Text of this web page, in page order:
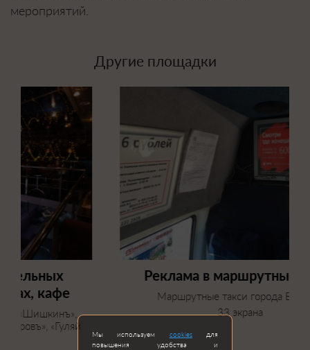
мероприятий.
Другие площадки
Реклама в маршрутных такси
Маршрутные такси города Елабуга
33 экрана
Мы используем cookiesдля
повышения удобства и